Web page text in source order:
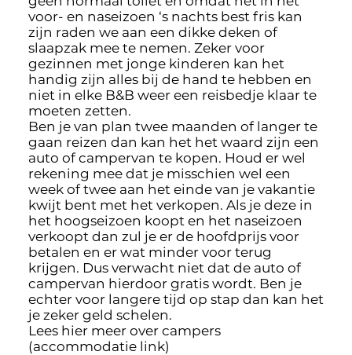
voor- en naseizoen ‘s nachts best fris kan
zijn raden we aan een dikke deken of
slaapzak mee te nemen. Zeker voor
gezinnen met jonge kinderen kan het
handig zijn alles bij de hand te hebben en
niet in elke B&B weer een reisbedje klaar te
moeten zetten.
Ben je van plan twee maanden of langer te
gaan reizen dan kan het het waard zijn een
auto of campervan te kopen. Houd er wel
rekening mee dat je misschien wel een
week of twee aan het einde van je vakantie
kwijt bent met het verkopen. Als je deze in
het hoogseizoen koopt en het naseizoen
verkoopt dan zul je er de hoofdprijs voor
betalen en er wat minder voor terug
krijgen. Dus verwacht niet dat de auto of
campervan hierdoor gratis wordt. Ben je
echter voor langere tijd op stap dan kan het
je zeker geld schelen.
Lees hier meer over campers
(accommodatie link)